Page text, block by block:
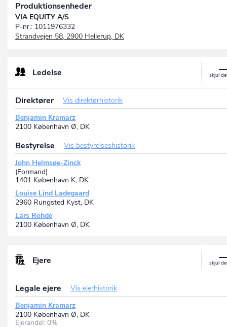
Produktionsenheder
VIA EQUITY A/S
P-nr.: 1011976332
Strandvejen 58, 2900 Hellerup, DK
Ledelse
Direktører
Vis direktørhistorik
Benjamin Kramarz
2100 København Ø, DK
Bestyrelse
Vis bestyrelseshistorik
John Helmsøe-Zinck
(Formand)
1401 København K, DK
Louise Lind Ladegaard
2960 Rungsted Kyst, DK
Lars Rohde
2100 København Ø, DK
Ejere
Legale ejere
Vis ejerhistorik
Benjamin Kramarz
2100 København Ø, DK
Ejerandel: 0%